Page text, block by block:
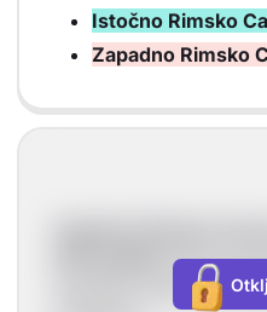
Istočno Rimsko
Zapadno Rimsko
kada je
Odoakar zbacio